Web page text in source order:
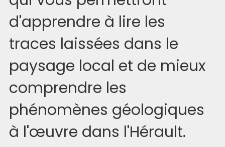
d'apprendre à lire les
traces laissées dans le
paysage local et de mieux
comprendre les
phénomènes géologiques
à l'œuvre dans l'Hérault.